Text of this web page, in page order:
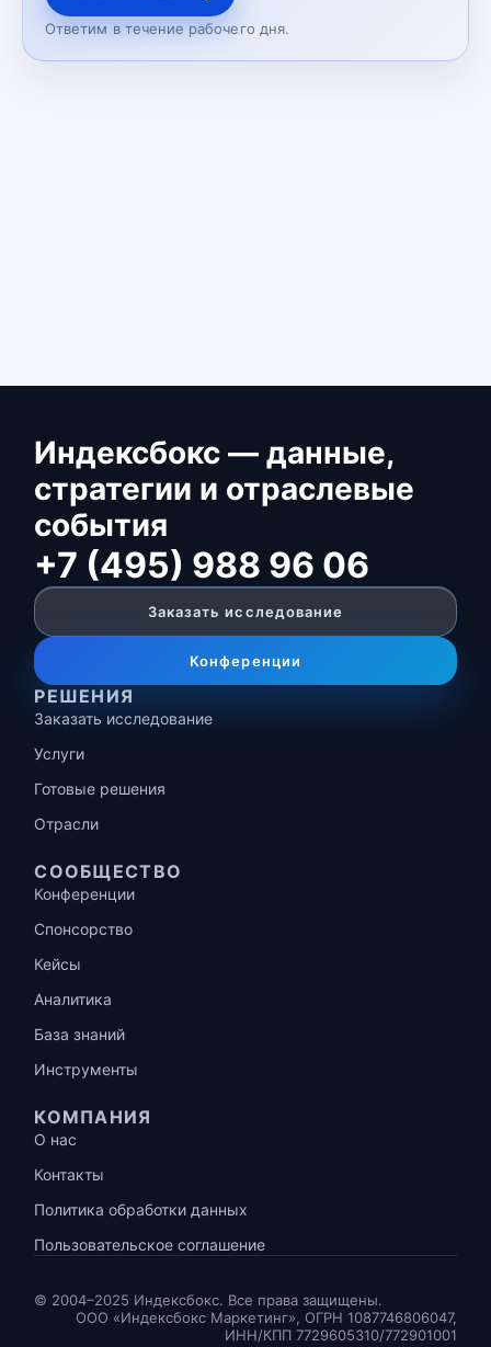
Ответим в течение рабочего дня.
Индексбокс — данные,
стратегии и отраслевые
события
+7 (495) 988 96 06
Заказать исследование
Конференции
РЕШЕНИЯ
Заказать исследование
Услуги
Готовые решения
Отрасли
СООБЩЕСТВО
Конференции
Спонсорство
Кейсы
Аналитика
База знаний
Инструменты
КОМПАНИЯ
О нас
Контакты
Политика обработки данных
Пользовательское соглашение
© 2004–2025 Индексбокс. Все права защищены.
ООО «Индексбокс Маркетинг», ОГРН 1087746806047,
ИНН/КПП 7729605310/772901001